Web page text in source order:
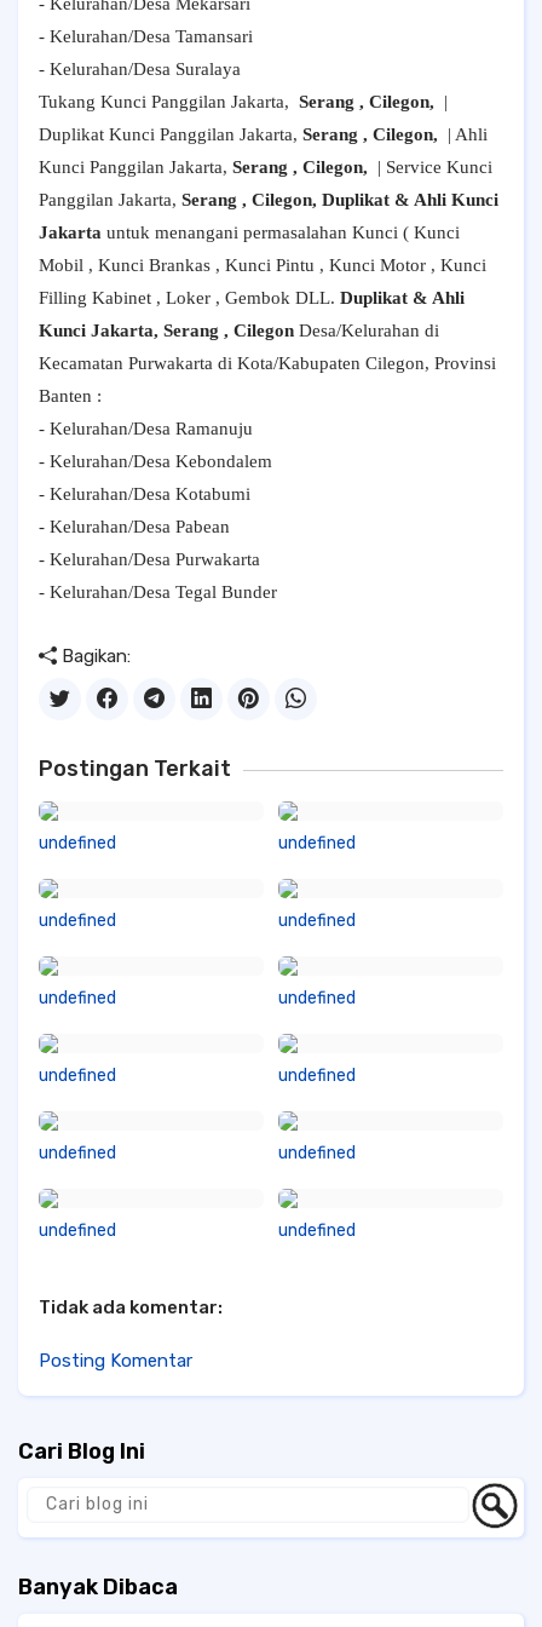
- Kelurahan/Desa Tamansari
- Kelurahan/Desa Suralaya
Tukang Kunci Panggilan Jakarta, Serang , Cilegon,
|
Duplikat Kunci Panggilan Jakarta, Serang , Cilegon,
| Ahli
Kunci Panggilan Jakarta, Serang , Cilegon,
| Service Kunci
Panggilan Jakarta, Serang , Cilegon, Duplikat & Ahli Kunci
Jakarta untuk menangani permasalahan Kunci ( Kunci
Mobil , Kunci Brankas , Kunci Pintu , Kunci Motor , Kunci
Filling Kabinet , Loker , Gembok DLL. Duplikat & Ahli
Kunci Jakarta, Serang , Cilegon Desa/Kelurahan di
Kecamatan Purwakarta di Kota/Kabupaten Cilegon, Provinsi
Banten :
- Kelurahan/Desa Ramanuju
- Kelurahan/Desa Kebondalem
- Kelurahan/Desa Kotabumi
- Kelurahan/Desa Pabean
- Kelurahan/Desa Purwakarta
- Kelurahan/Desa Tegal Bunder
Bagikan:
Postingan Terkait
undefined undefined
undefined undefined
undefined undefined
undefined undefined
undefined undefined
undefined undefined
Tidak ada komentar:
Posting Komentar
Cari Blog Ini
Banyak Dibaca